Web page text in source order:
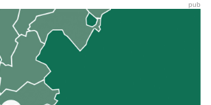
pub